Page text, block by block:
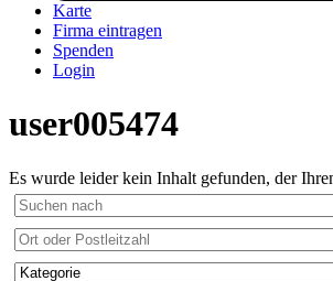
Karte
Firma eintragen
Spenden
Login
user005474
Es wurde leider kein Inhalt gefunden, der